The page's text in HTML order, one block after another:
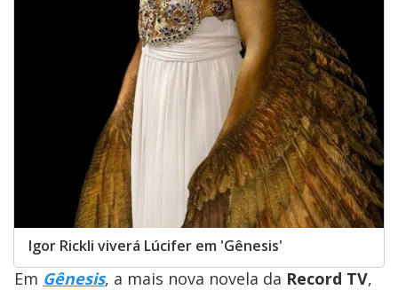
Igor Rickli viverá Lúcifer em 'Gênesis'
Em Gênesis, a mais nova novela da Record TV,